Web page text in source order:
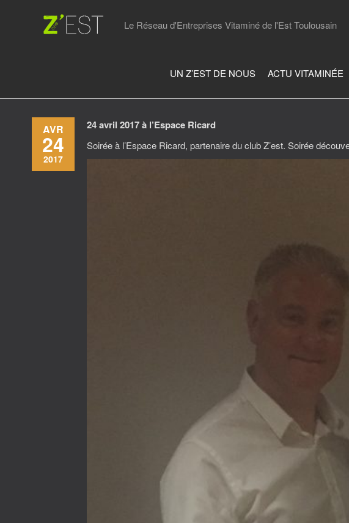
Le Réseau d'Entreprises Vitaminé de l'Est Toulousain
UN Z’EST DE NOUS ACTU VITAMINÉE
AVR
24
2017
24 avril 2017 à l’Espace Ricard
Soirée à l’Espace Ricard, partenaire du club Z’est. Soirée